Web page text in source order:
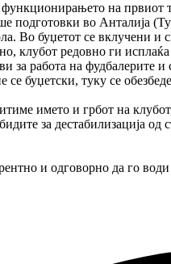
на првиот
подготовки во Анталија
Во буџетот се вклучени
клубот редовно ги
за работа на фудбалерите
се буџетски, туку се
името и грбот на
за дестабилизација
и одговорно да го